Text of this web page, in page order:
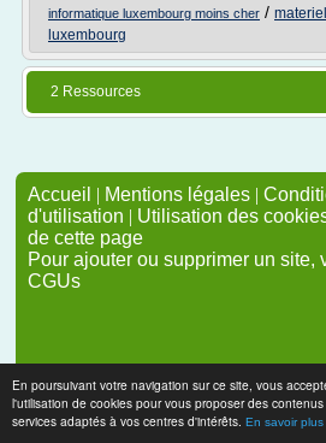
En poursuivant votre navigation sur ce site, vous
l'utilisation de cookies pour vous proposer des
services adaptés à vos centres d'intérêts. En savoir plus
informatique luxembourg moins cher /
luxembourg
2 Ressources
Accueil | Mentions légales |
d'utilisation | Utilisation des
de cette page
Pour ajouter ou supprimer un site,
CGUs